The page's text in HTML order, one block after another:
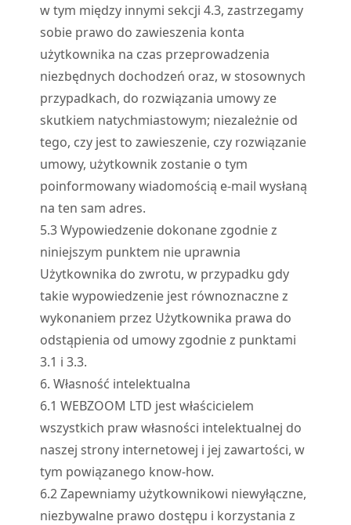
w tym między innymi sekcji 4.3, zastrzegamy
sobie prawo do zawieszenia konta
użytkownika na czas przeprowadzenia
niezbędnych dochodzeń oraz, w stosownych
przypadkach, do rozwiązania umowy ze
skutkiem natychmiastowym; niezależnie od
tego, czy jest to zawieszenie, czy rozwiązanie
umowy, użytkownik zostanie o tym
poinformowany wiadomością e-mail wysłaną
na ten sam adres.
5.3Wypowiedzenie dokonane zgodnie z
niniejszym punktem nie uprawnia
Użytkownika do zwrotu, w przypadku gdy
takie wypowiedzenie jest równoznaczne z
wykonaniem przez Użytkownika prawa do
odstąpienia od umowy zgodnie z punktami
3.1 i 3.3.
6. Własność intelektualna
6.1 WEBZOOM LTD jest właścicielem
wszystkich praw własności intelektualnej do
naszej strony internetowej i jej zawartości, w
tym powiązanego know-how.
6.2Zapewniamy użytkownikowi niewyłączne,
niezbywalne prawo dostępu i korzystania z